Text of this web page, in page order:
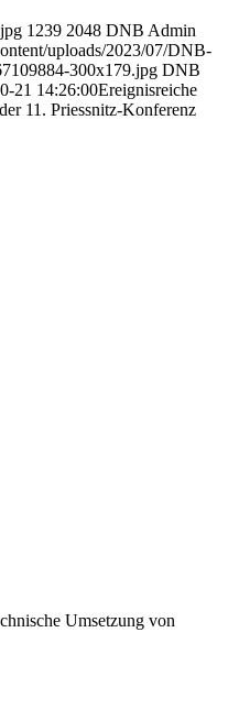
1239 2048 DNB Admin
uploads/2023/07/DNB-
300x179.jpg DNB
21 14:26:00Ereignisreiche
11. Priessnitz-Konferenz
Umsetzung von